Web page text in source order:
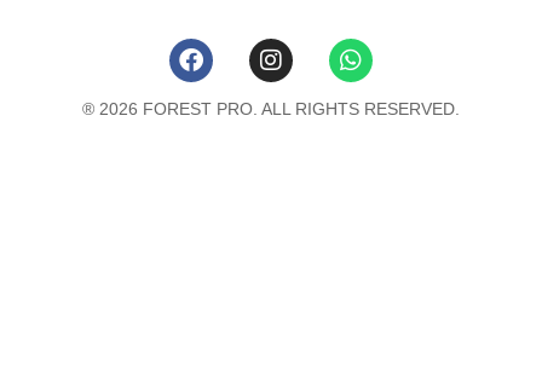
® 2026 FOREST PRO. ALL RIGHTS RESERVED.